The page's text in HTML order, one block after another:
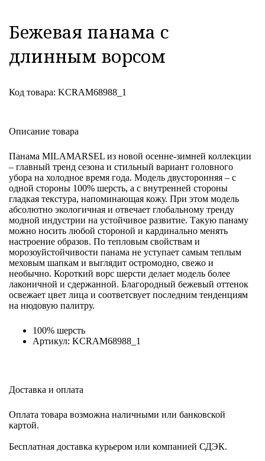
Бежевая панама с
длинным ворсом
Код товара: KCRAM68988_1
Описание товара
Панама MILAMARSEL из новой осенне-зимней коллекции
– главный тренд сезона и стильный вариант головного
убора на холодное время года. Модель двусторонняя – с
одной стороны 100% шерсть, а с внутренней стороны
гладкая текстура, напоминающая кожу. При этом модель
абсолютно экологичная и отвечает глобальному тренду
модной индустрии на устойчивое развитие. Такую панаму
можно носить любой стороной и кардинально менять
настроение образов. По тепловым свойствам и
морозоуйстойчивости панама не уступает самым теплым
меховым шапкам и выглядит остромодно, свежо и
необычно. Короткий ворс шерсти делает модель более
лаконичной и сдержанной. Благородный бежевый оттенок
освежает цвет лица и соответсвует последним тенденциям
на нюдовую палитру.
100% шерсть
Артикул: KCRAM68988_1
Доставка и оплата
Оплата товара возможна наличными или банковской
картой.
Бесплатная доставка курьером или компанией СДЭК.